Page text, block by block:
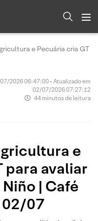
e Pecuária cria GT
2026 06:47:00 • Atualizado em
02/07/2026 07:27:12
44 minutos de leitura
e
para avaliar
| Café
02/07